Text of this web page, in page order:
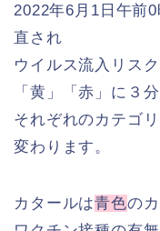
2022年6月1日午前
直され
ウイルス流入リス
「黄」「赤」に３
それぞれのカテゴ
変わります。
カタールは青色の